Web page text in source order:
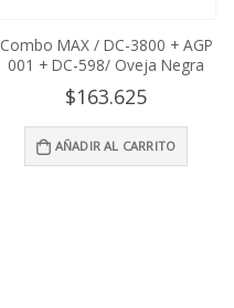
Combo MAX / DC-3800 + AGP
001 + DC-598/ Oveja Negra
$163.625
AÑADIR AL CARRITO